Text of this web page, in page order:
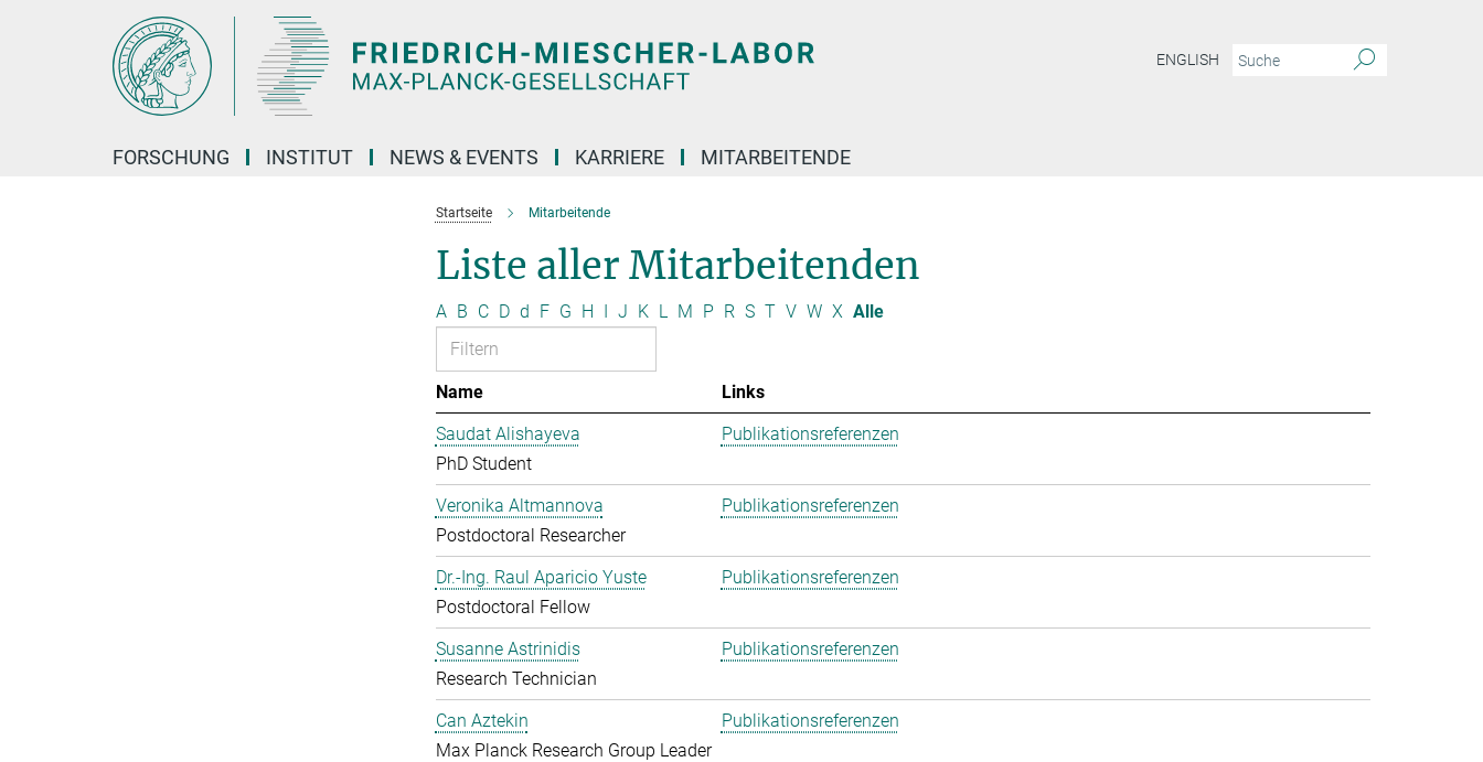
ENGLISH
FORSCHUNG INSTITUT NEWS & EVENTS KARRIERE MITARBEITENDE
Startseite Mitarbeitende
Liste aller Mitarbeitenden
A B C D d F G H I J K L M P R S T V W X Alle
Name
Links
Saudat Alishayeva
PhD Student
Publikationsreferenzen
Veronika Altmannova
Postdoctoral Researcher
Publikationsreferenzen
Dr.-Ing. Raul Aparicio Yuste
Postdoctoral Fellow
Publikationsreferenzen
Susanne Astrinidis
Research Technician
Publikationsreferenzen
Can Aztekin
Max Planck Research Group Leader
Publikationsreferenzen